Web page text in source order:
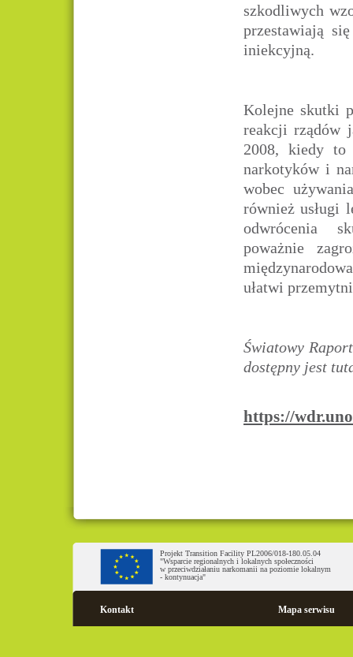
szkodliwych
przestawiają
iniekcyjną.
Kolejne skutki
reakcji rządów
2008, kiedy to
narkotyków i
wobec
również usługi
odwrócenia
poważnie
ułatwi
Światowy
dostępny jest
https://
Projekt Transition Facility PL2006/018-180.05.04
"Wsparcie regionalnych i lokalnych społeczności
w przeciwdziałaniu narkomanii na poziomie lokalnym
- kontynuacja"
Kontakt Mapa serwisu